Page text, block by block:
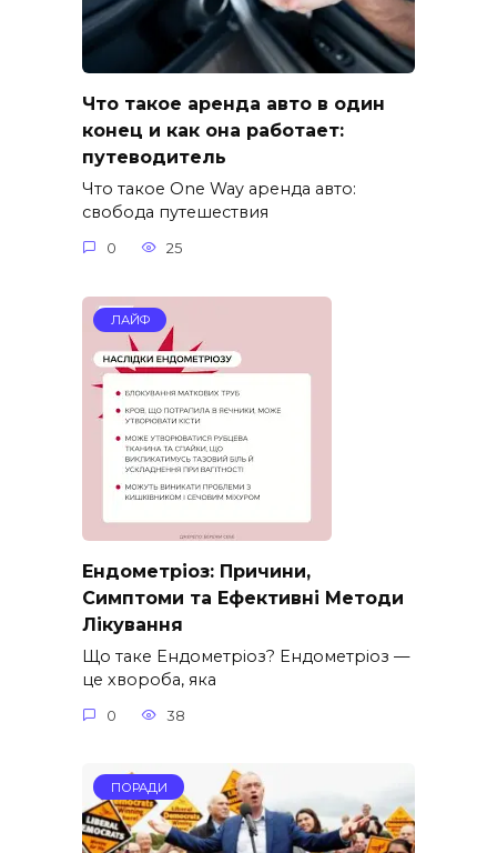
Что такое аренда авто в один
конец и как она работает:
путеводитель
Что такое One Way аренда авто:
свобода путешествия
0 25
ЛАЙФ
Ендометріоз: Причини,
Симптоми та Ефективні Методи
Лікування
Що таке Ендометріоз? Ендометріоз —
це хвороба, яка
0 38
ПОРАДИ